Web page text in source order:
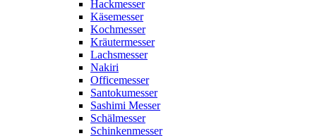
Hackmesser
Käsemesser
Kochmesser
Kräutermesser
Lachsmesser
Nakiri
Officemesser
Santokumesser
Sashimi Messer
Schälmesser
Schinkenmesser